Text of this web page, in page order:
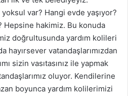
var? Hangi evde yaşıyor?
hakimiz. Bu konuda
doğrultusunda yardım kolileri
hayırsever vatandaşlarımızdan
sizin vasıtasınız ile yapmak
oluyor. Kendilerine
boyunca yardım kolilerimizi